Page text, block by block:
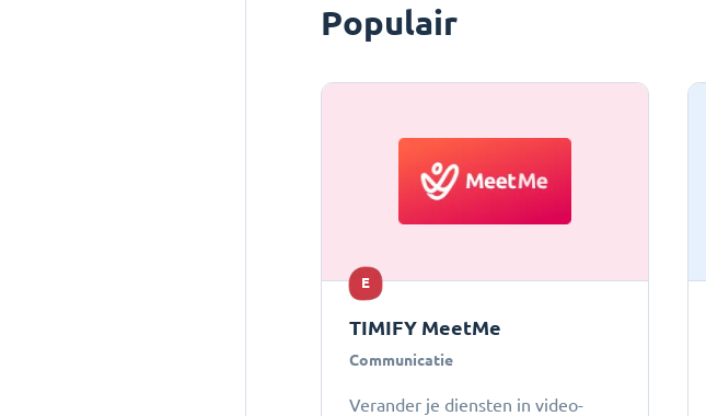
Populair
E
TIMIFY MeetMe
Communicatie
Verander je diensten in video-